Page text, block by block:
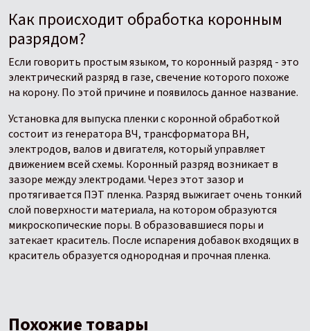
Как происходит обработка коронным
разрядом?
Если говорить простым языком, то коронный разряд - это
электрический разряд в газе, свечение которого похоже
на корону. По этой причине и появилось данное название.
Установка для выпуска пленки с коронной обработкой
состоит из генератора ВЧ, трансформатора ВН,
электродов, валов и двигателя, который управляет
движением всей схемы. Коронный разряд возникает в
зазоре между электродами. Через этот зазор и
протягивается ПЭТ пленка. Разряд выжигает очень тонкий
слой поверхности материала, на котором образуются
микроскопические поры. В образовавшиеся поры и
затекает краситель. После испарения добавок входящих в
краситель образуется однородная и прочная пленка.
Похожие товары